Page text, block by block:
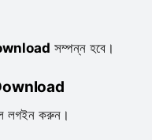
সম্পন্ন হবে।
লগইন করুন।